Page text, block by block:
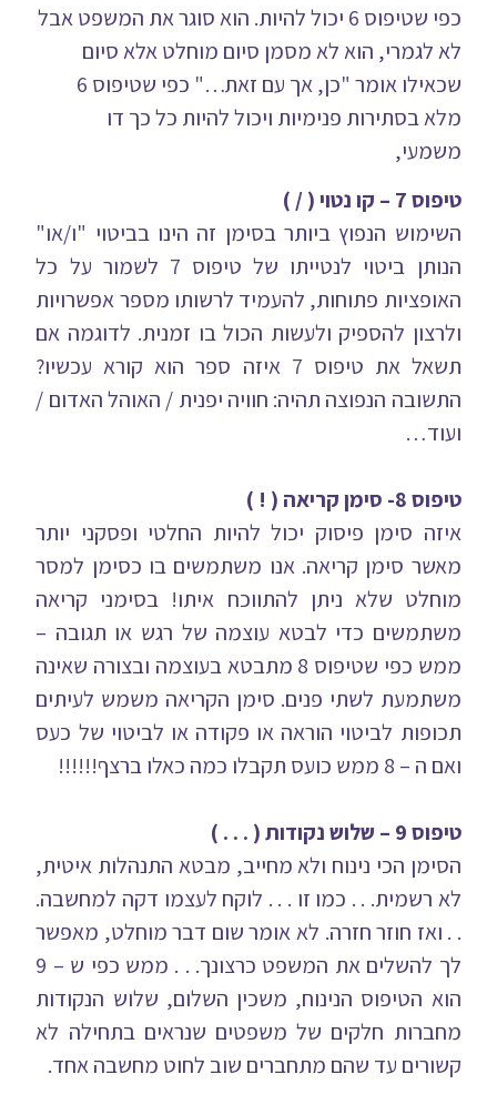
כפי שטיפוס 6 יכול להיות. הוא סוגר את המשפט אבל
לא לגמרי, הוא לא מסמן סיום מוחלט אלא סיום
שכאילו אומר "כן, אך עם זאת…" כפי שטיפוס 6
מלא בסתירות פנימיות ויכול להיות כל כך דו
משמעי,
טיפוס 7 – קו נטוי ( / )
השימוש הנפוץ ביותר בסימן זה הינו בביטוי "ו/או"
הנותן ביטוי לנטייתו של טיפוס 7 לשמור על כל
האופציות פתוחות, להעמיד לרשותו מספר אפשרויות
ולרצון להספיק ולעשות הכול בו זמנית. לדוגמה אם
תשאל את טיפוס 7 איזה ספר הוא קורא עכשיו?
התשובה הנפוצה תהיה: חוויה יפנית / האוהל האדום /
ועוד…
טיפוס 8- סימן קריאה ( ! )
איזה סימן פיסוק יכול להיות החלטי ופסקני יותר
מאשר סימן קריאה. אנו משתמשים בו כסימן למסר
מוחלט שלא ניתן להתווכח איתו! בסימני קריאה
משתמשים כדי לבטא עוצמה של רגש או תגובה –
ממש כפי שטיפוס 8 מתבטא בעוצמה ובצורה שאינה
משתמעת לשתי פנים. סימן הקריאה משמש לעיתים
תכופות לביטוי הוראה או פקודה או לביטוי של כעס
ואם ה – 8 ממש כועס תקבלו כמה כאלו ברצף!!!!!!
טיפוס 9 – שלוש נקודות ( . . . )
הסימן הכי נינוח ולא מחייב, מבטא התנהלות איטית,
לא רשמית. . . כמו זו . . . לוקח לעצמו דקה למחשבה.
. . ואז חוזר חזרה. לא אומר שום דבר מוחלט, מאפשר
לך להשלים את המשפט כרצונך. . . ממש כפי ש – 9
הוא הטיפוס הנינוח, משכין השלום, שלוש הנקודות
מחברות חלקים של משפטים שנראים בתחילה לא
קשורים עד שהם מתחברים שוב לחוט מחשבה אחד.